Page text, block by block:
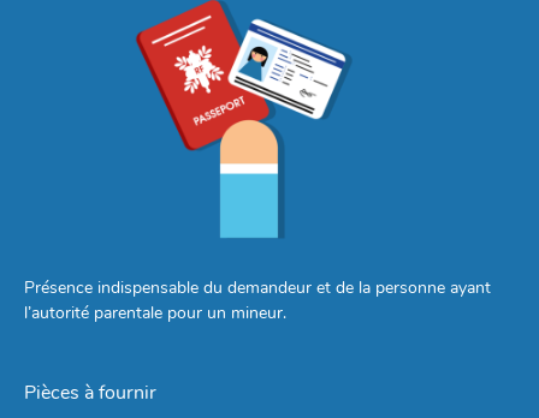
Présence indispensable du demandeur et de la personne ayant
l’autorité parentale pour un mineur.
Pièces à fournir